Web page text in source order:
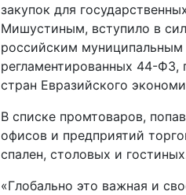
закупок для
Мишустиным, вступило в
российским муниципальным
регламентированных 44-
стран Евразийского
В списке промтоваров,
офисов и предприятий
спален, столовых и
«Глобально это важная и